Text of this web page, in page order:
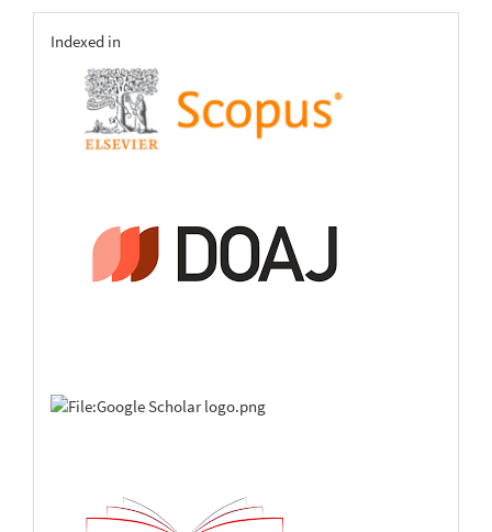
indexing
Indexed in